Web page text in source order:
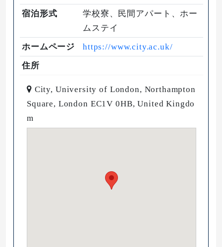
宿泊形式
学校寮、民間アパート、ホー
ムステイ
ホームページ
https://www.city.ac.uk/
住所
City, University of London, Northampton
Square, London EC1V 0HB, United Kingdo
m